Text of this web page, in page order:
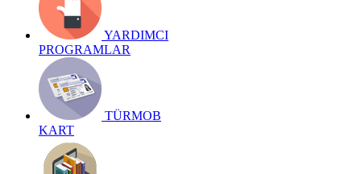
YARDIMCI
PROGRAMLAR
TÜRMOB
KART